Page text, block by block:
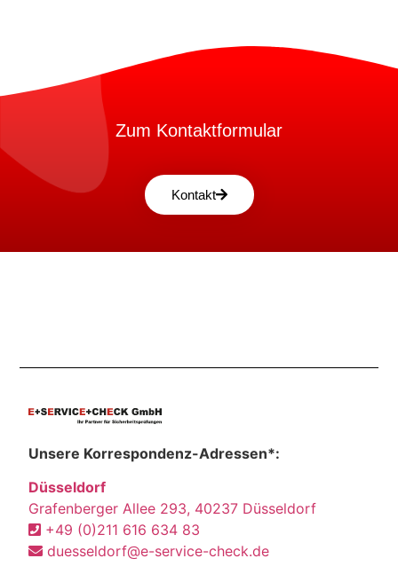
Zum Kontaktformular
Kontakt
Unsere Korrespondenz-Adressen*:
Düsseldorf
Grafenberger Allee 293, 40237 Düsseldorf
+49 (0)211 616 634 83
duesseldorf@e-service-check.de